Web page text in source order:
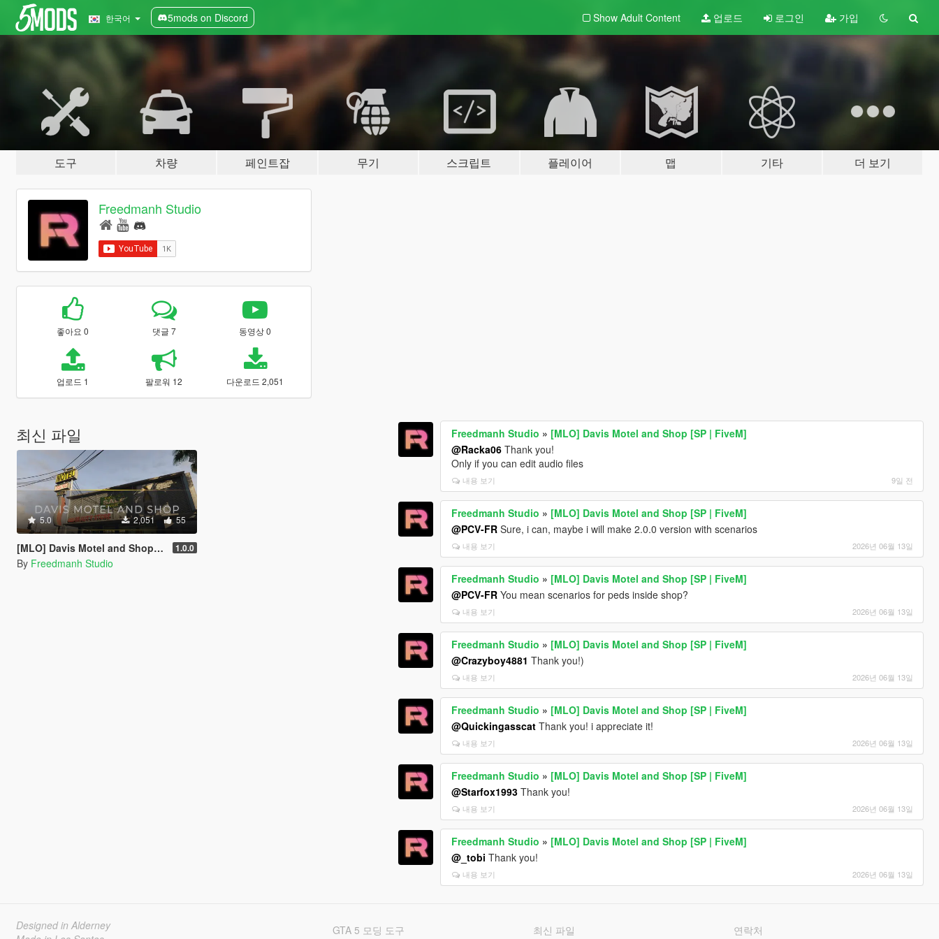
한국어 5mods on Discord Show Adult Content 업로드 로그인 가입
도구 차량 페인트잡 무기 스크립트 플레이어 맵 기타 더 보기
Freedmanh Studio
좋아요 0 댓글 7 동영상 0
업로드 1 팔로워 12 다운로드 2,051
최신 파일
5.0 2,051 55
[MLO] Davis Motel and Shop [SP | FiveM] 1.0.0
By Freedmanh Studio
Freedmanh Studio » [MLO] Davis Motel and Shop [SP | FiveM]
@Racka06 Thank you!
Only if you can edit audio files
내용 보기 9일 전
Freedmanh Studio » [MLO] Davis Motel and Shop [SP | FiveM]
@PCV-FR Sure, i can, maybe i will make 2.0.0 version with scenarios
내용 보기 2026년 06월 13일
Freedmanh Studio » [MLO] Davis Motel and Shop [SP | FiveM]
@PCV-FR You mean scenarios for peds inside shop?
내용 보기 2026년 06월 13일
Freedmanh Studio » [MLO] Davis Motel and Shop [SP | FiveM]
@Crazyboy4881 Thank you!)
내용 보기 2026년 06월 13일
Freedmanh Studio » [MLO] Davis Motel and Shop [SP | FiveM]
@Quickingasscat Thank you! i appreciate it!
내용 보기 2026년 06월 13일
Freedmanh Studio » [MLO] Davis Motel and Shop [SP | FiveM]
@Starfox1993 Thank you!
내용 보기 2026년 06월 13일
Freedmanh Studio » [MLO] Davis Motel and Shop [SP | FiveM]
@_tobi Thank you!
내용 보기 2026년 06월 13일
Designed in Alderney
GTA 5 모딩 도구 최신 파일 연락처